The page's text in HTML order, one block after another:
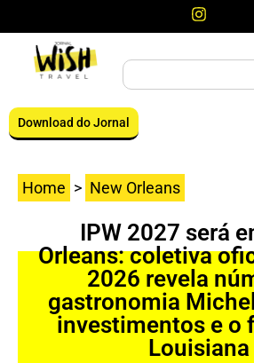
Download do Jornal
Home > New Orleans
IPW 2027 será
Orleans: coletiva
2026 revela
gastronomia
investimentos e o
Louisiana